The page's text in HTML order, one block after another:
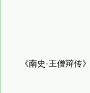
《南史·王僧辩传